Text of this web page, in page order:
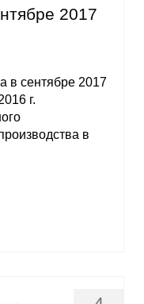
2017
в сентябре 2017
г.
в